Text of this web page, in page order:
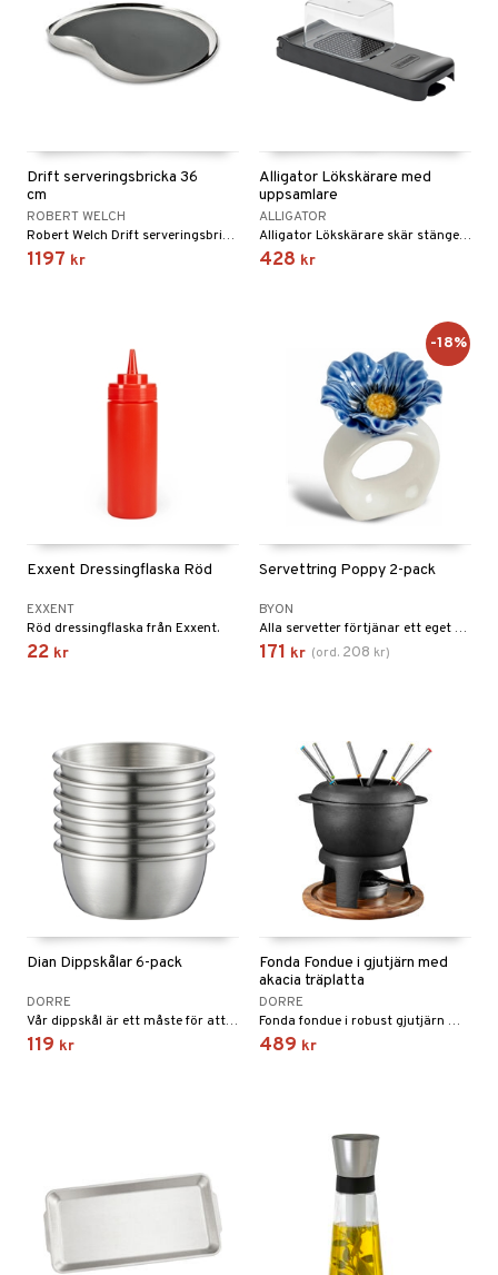
Drift serveringsbricka 36
cm
ROBERT WELCH
Robert Welch Drift serveringsbricka är en del av den prisbelönta Drift-serien, som mottog *Excellence in Housewares – Top of the Table Award 2018*.
1197 kr
Alligator Lökskärare med
uppsamlare
ALLIGATOR
Alligator Lökskärare skär stänger eller tärningar i måtten 6 x 6 mm.
428 kr
Exxent Dressingflaska Röd
EXXENT
Röd dressingflaska från Exxent.
22 kr
Servettring Poppy 2-pack
BYON
Alla servetter förtjänar ett eget smycke och alla dukningar förtjänar vackra servettringar.
171 kr (ord. 208 kr)
-18%
Dian Dippskålar 6-pack
DORRE
Vår dippskål är ett måste för att lyfta din matupplevelse. Med sin stilrena design och högkvalitativa material är den idealisk för att servera alla typer av dipsåser, salsor och kryddor.
119 kr
Fonda Fondue i gjutjärn med
akacia träplatta
DORRE
Fonda fondue i robust gjutjärn med en vacker träplatta i akaciaträ låter dig njuta av en mysig middag med familj och vänner.
489 kr